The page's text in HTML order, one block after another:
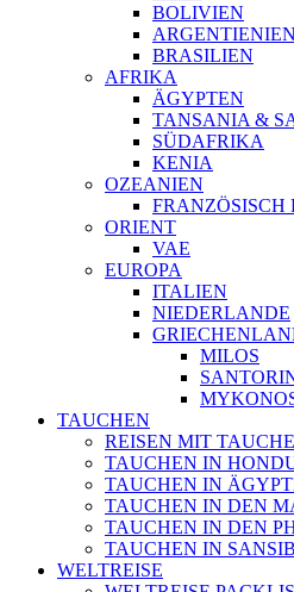
BOLIVIEN
ARGENTIENIEN
BRASILIEN
AFRIKA
ÄGYPTEN
TANSANIA &
SÜDAFRIKA
KENIA
OZEANIEN
FRANZÖSISCH
ORIENT
VAE
EUROPA
ITALIEN
NIEDERLANDE
MILOS
TAUCHEN
REISEN MIT
TAUCHEN IN
TAUCHEN IN
TAUCHEN IN DEN
TAUCHEN IN DEN
TAUCHEN IN
WELTREISE